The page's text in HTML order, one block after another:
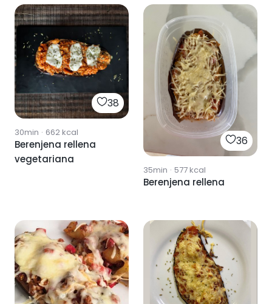
38
30min · 662kcal
Berenjena rellena
vegetariana
36
35min · 577kcal
Berenjena rellena